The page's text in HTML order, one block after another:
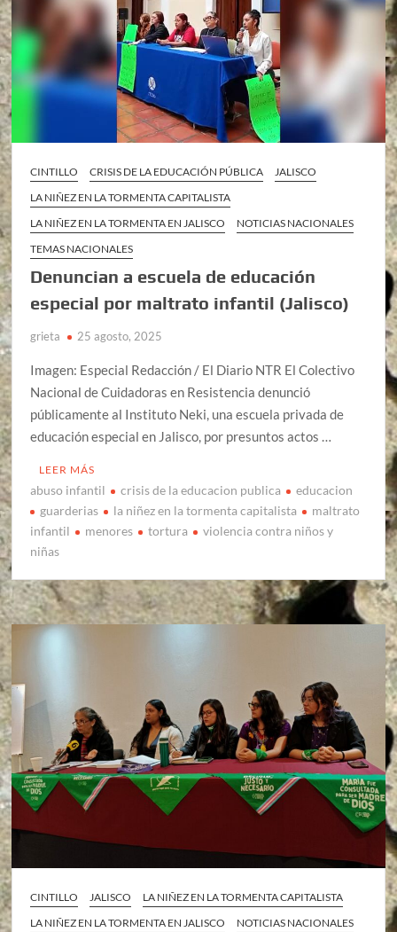
CINTILLO CRISIS DE LA EDUCACIÓN PÚBLICA
JALISCO
LA NIÑEZ EN LA TORMENTA CAPITALISTA
LA NIÑEZ EN LA TORMENTA EN JALISCO
NOTICIAS NACIONALES
TEMAS NACIONALES
Denuncian a escuela de educación
especial por maltrato infantil (Jalisco)
grieta 25 agosto, 2025
Imagen: Especial Redacción / El Diario NTR El Colectivo
Nacional de Cuidadoras en Resistencia denunció
públicamente al Instituto Neki, una escuela privada de
educación especial en Jalisco, por presuntos actos …
LEER MÁS
abuso infantil crisis de la educacion publica
educacion
guarderias
la niñez en la tormenta capitalista
maltrato
infantil
menores tortura
violencia contra niños y
niñas
CINTILLO JALISCO
LA NIÑEZ EN LA TORMENTA CAPITALISTA
LA NIÑEZ EN LA TORMENTA EN JALISCO
NOTICIAS NACIONALES